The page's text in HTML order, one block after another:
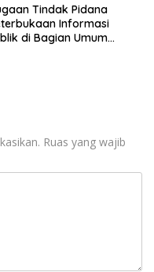
Tindak Pidana
Informasi
di Bagian Umum
Ruas yang wajib